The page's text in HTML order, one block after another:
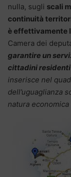
nulla, sugli scali
continuità
è effettivamente
Camera dei
garantire un
cittadini
inserisce nel
dell’uguaglianza
natura